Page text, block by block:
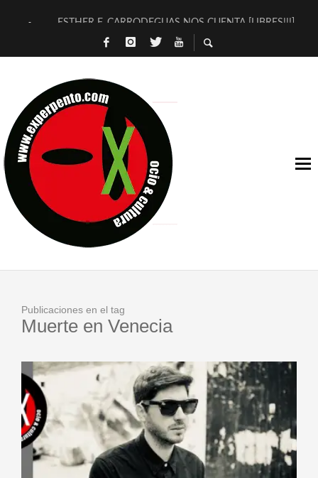
ESTHER F. CARRODEGUAS NOS CUENTA [LIBRES!!!]
[TERRA DE GUAPES] DE SANDRA MONFORT
TIMBRE 4, LA ESCUELA DEL DIRECTOR TEATRAL CLAUDIO
30 AÑOS (NO ES NADA) DE LA KATARSIS DEL TOMATAZO
MILITARES JUDÍAS EN #EXVITA
D’BALDOMEROS REINVENTAN [BITÁCORA 3.0] EN EXVITA
MARSHALL FLASH PRESENTA EN EXVITA [RELATIVA
JOFRE BARDAGÍ EN EXVITA INTERPRETANDO A SERRAT
Publicaciones en el tag
Muerte en Venecia